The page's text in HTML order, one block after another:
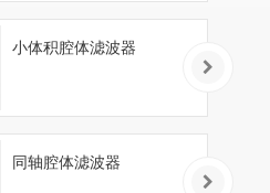
小体积腔体滤波器
同轴腔体滤波器